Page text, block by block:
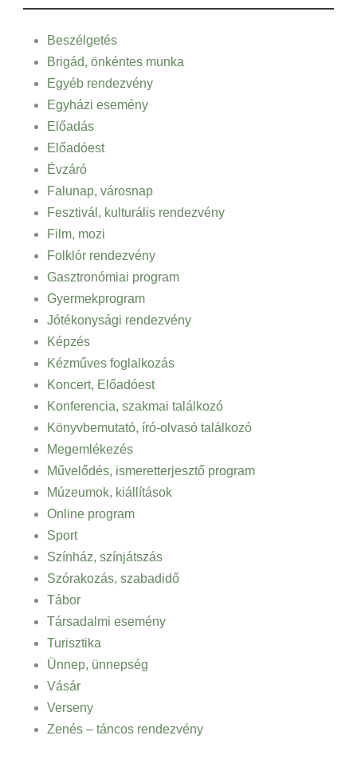
Beszélgetés
Brigád, önkéntes munka
Egyéb rendezvény
Egyházi esemény
Előadás
Előadóest
Évzáró
Falunap, városnap
Fesztivál, kulturális rendezvény
Film, mozi
Folklór rendezvény
Gasztronómiai program
Gyermekprogram
Jótékonysági rendezvény
Képzés
Kézműves foglalkozás
Koncert, Előadóest
Konferencia, szakmai találkozó
Könyvbemutató, író-olvasó találkozó
Megemlékezés
Művelődés, ismeretterjesztő program
Múzeumok, kiállítások
Online program
Sport
Színház, színjátszás
Szórakozás, szabadidő
Tábor
Társadalmi esemény
Turisztika
Ünnep, ünnepség
Vásár
Verseny
Zenés – táncos rendezvény